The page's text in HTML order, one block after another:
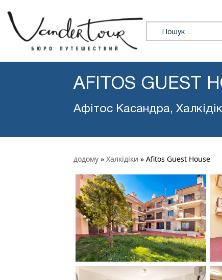
Пошук:
AFITOS GUEST
Афітос Касандра,
додому » Халкідіки » Afitos Guest House